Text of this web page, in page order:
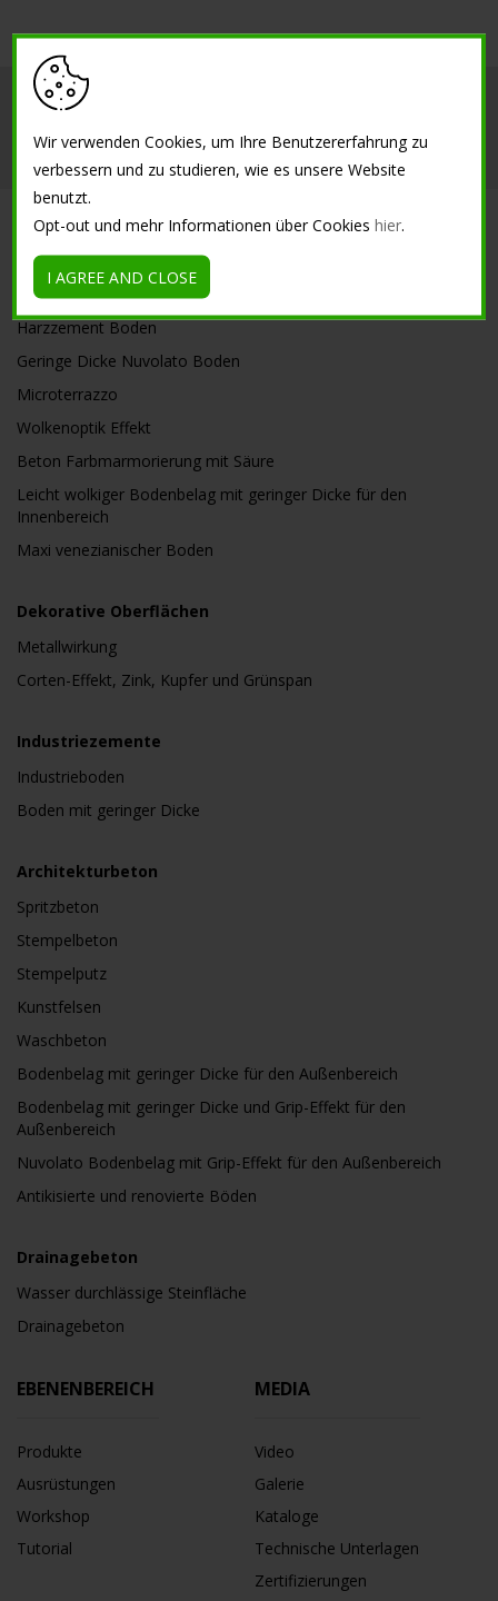
Isoplam
Referenzen Informationen
SOLUTIONS
Kreative Zemente mit geringer Dicke
Harzzement Boden
Geringe Dicke Nuvolato Boden
Microterrazzo
Wolkenoptik Effekt
Beton Farbmarmorierung mit Säure
Leicht wolkiger Bodenbelag mit geringer Dicke für den
Innenbereich
Maxi venezianischer Boden
Dekorative Oberflächen
Metallwirkung
Corten-Effekt, Zink, Kupfer und Grünspan
Industriezemente
Industrieboden
Boden mit geringer Dicke
Architekturbeton
Spritzbeton
Stempelbeton
Stempelputz
Kunstfelsen
Waschbeton
Bodenbelag mit geringer Dicke für den Außenbereich
Bodenbelag mit geringer Dicke und Grip-Effekt für den
Außenbereich
Nuvolato Bodenbelag mit Grip-Effekt für den Außenbereich
Antikisierte und renovierte Böden
Drainagebeton
Wasser durchlässige Steinfläche
Drainagebeton
EBENENBEREICH
Produkte
Ausrüstungen
Workshop
Tutorial
MEDIA
Video
Galerie
Kataloge
Technische Unterlagen
Zertifizierungen
Wir verwenden Cookies, um Ihre Benutzererfahrung zu
verbessern und zu studieren, wie es unsere Website
benutzt.
Opt-out und mehr Informationen über Cookieshier.
I AGREE AND CLOSE